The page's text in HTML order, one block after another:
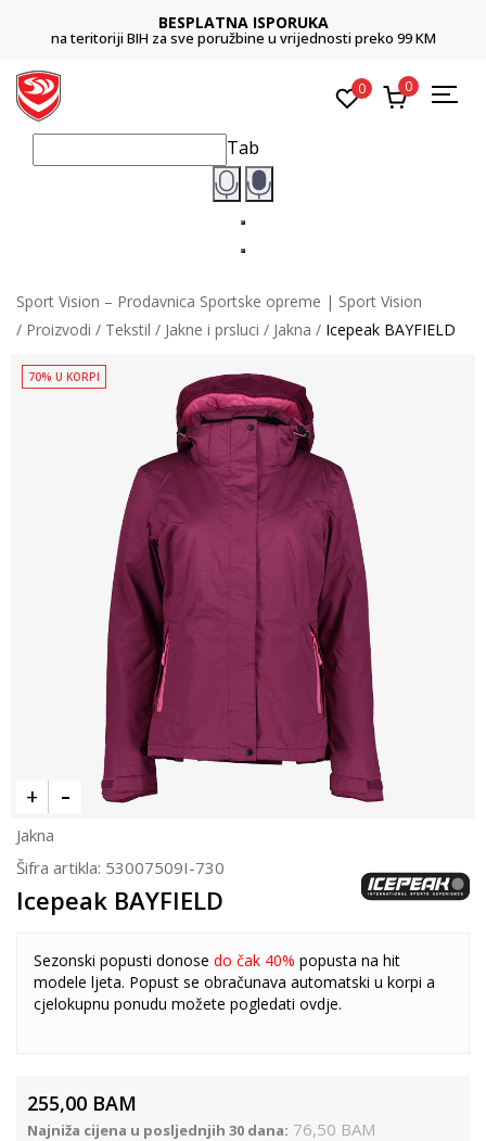
BESPLATNA ISPORUKA
na teritoriji BIH za sve poružbine u vrijednosti preko 99 KM
0 0
Tab
Sport Vision – Prodavnica Sportske opreme | Sport Vision
Proizvodi
Tekstil Jakne i prsluci Jakna Icepeak BAYFIELD
70% U KORPI
Jakna
Šifra artikla: 53007509I-730
Icepeak BAYFIELD
Sezonski popusti donose do čak 40% popusta na hit
modele ljeta. Popust se obračunava automatski u korpi a
cjelokupnu ponudu možete pogledati ovdje.
255,00 BAM
Najniža cijena u posljednjih 30 dana: 76,50 BAM